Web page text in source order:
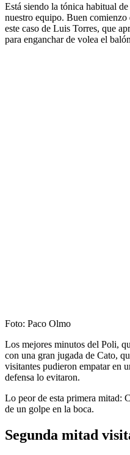
Está siendo la tónica habitual
nuestro equipo. Buen
este caso de Luis Torres, que
para enganchar de volea el
Foto: Paco Olmo
Los mejores minutos del Poli,
con una gran jugada de Cato,
visitantes pudieron empatar en
defensa lo evitaron.
Lo peor de esta primera mitad:
de un golpe en la boca.
Segunda mitad